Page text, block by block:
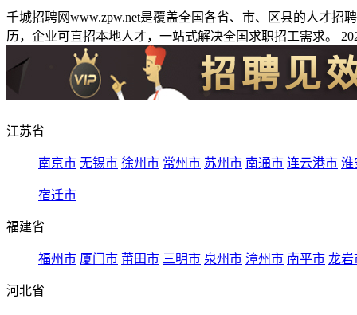
千城招聘网www.zpw.net是覆盖全国各省、市、区县的人才
历，企业可直招本地人才，一站式解决全国求职招工需求。
江苏省
南京市 无锡市 徐州市 常州市 苏州市 南通市 连云港市 淮
宿迁市
福建省
福州市 厦门市 莆田市 三明市 泉州市 漳州市 南平市 龙岩
河北省